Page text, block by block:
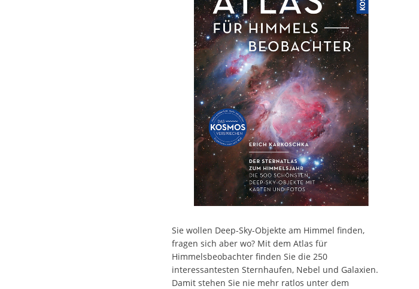
Sie wollen Deep-Sky-Objekte am Himmel finden,
fragen sich aber wo? Mit dem Atlas für
Himmelsbeobachter finden Sie die 250
interessantesten Sternhaufen, Nebel und Galaxien.
Damit stehen Sie nie mehr ratlos unter dem